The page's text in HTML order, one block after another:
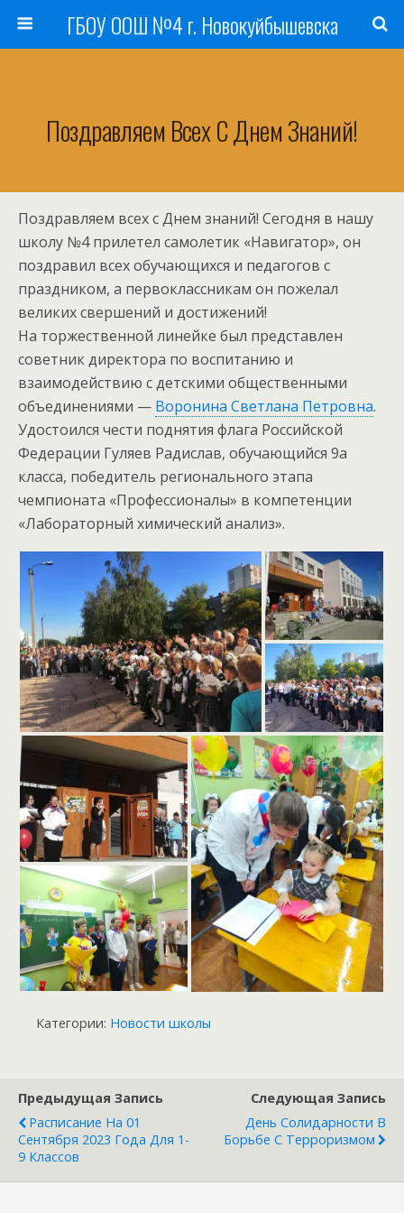
ГБОУ ООШ №4 г. Новокуйбышевска
Поздравляем Всех С Днем Знаний!
Поздравляем всех с Днем знаний! Сегодня в нашу
школу №4 прилетел самолетик «Навигатор», он
поздравил всех обучающихся и педагогов с
праздником, а первоклассникам он пожелал
великих свершений и достижений!
На торжественной линейке был представлен
советник директора по воспитанию и
взаимодействию с детскими общественными
объединениями — Воронина Светлана Петровна.
Удостоился чести поднятия флага Российской
Федерации Гуляев Радислав, обучающийся 9а
класса, победитель регионального этапа
чемпионата «Профессионалы» в компетенции
«Лабораторный химический анализ».
Категории: Новости школы
Предыдущая Запись
Расписание На 01
Сентября 2023 Года Для 1-
9 Классов
Следующая Запись
День Солидарности В
Борьбе С Терроризмом